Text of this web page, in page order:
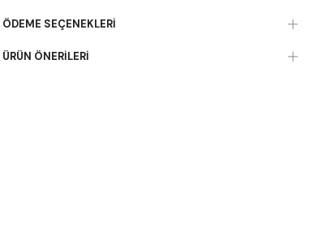
ÖDEME SEÇENEKLERI
ÜRÜN ÖNERILERI